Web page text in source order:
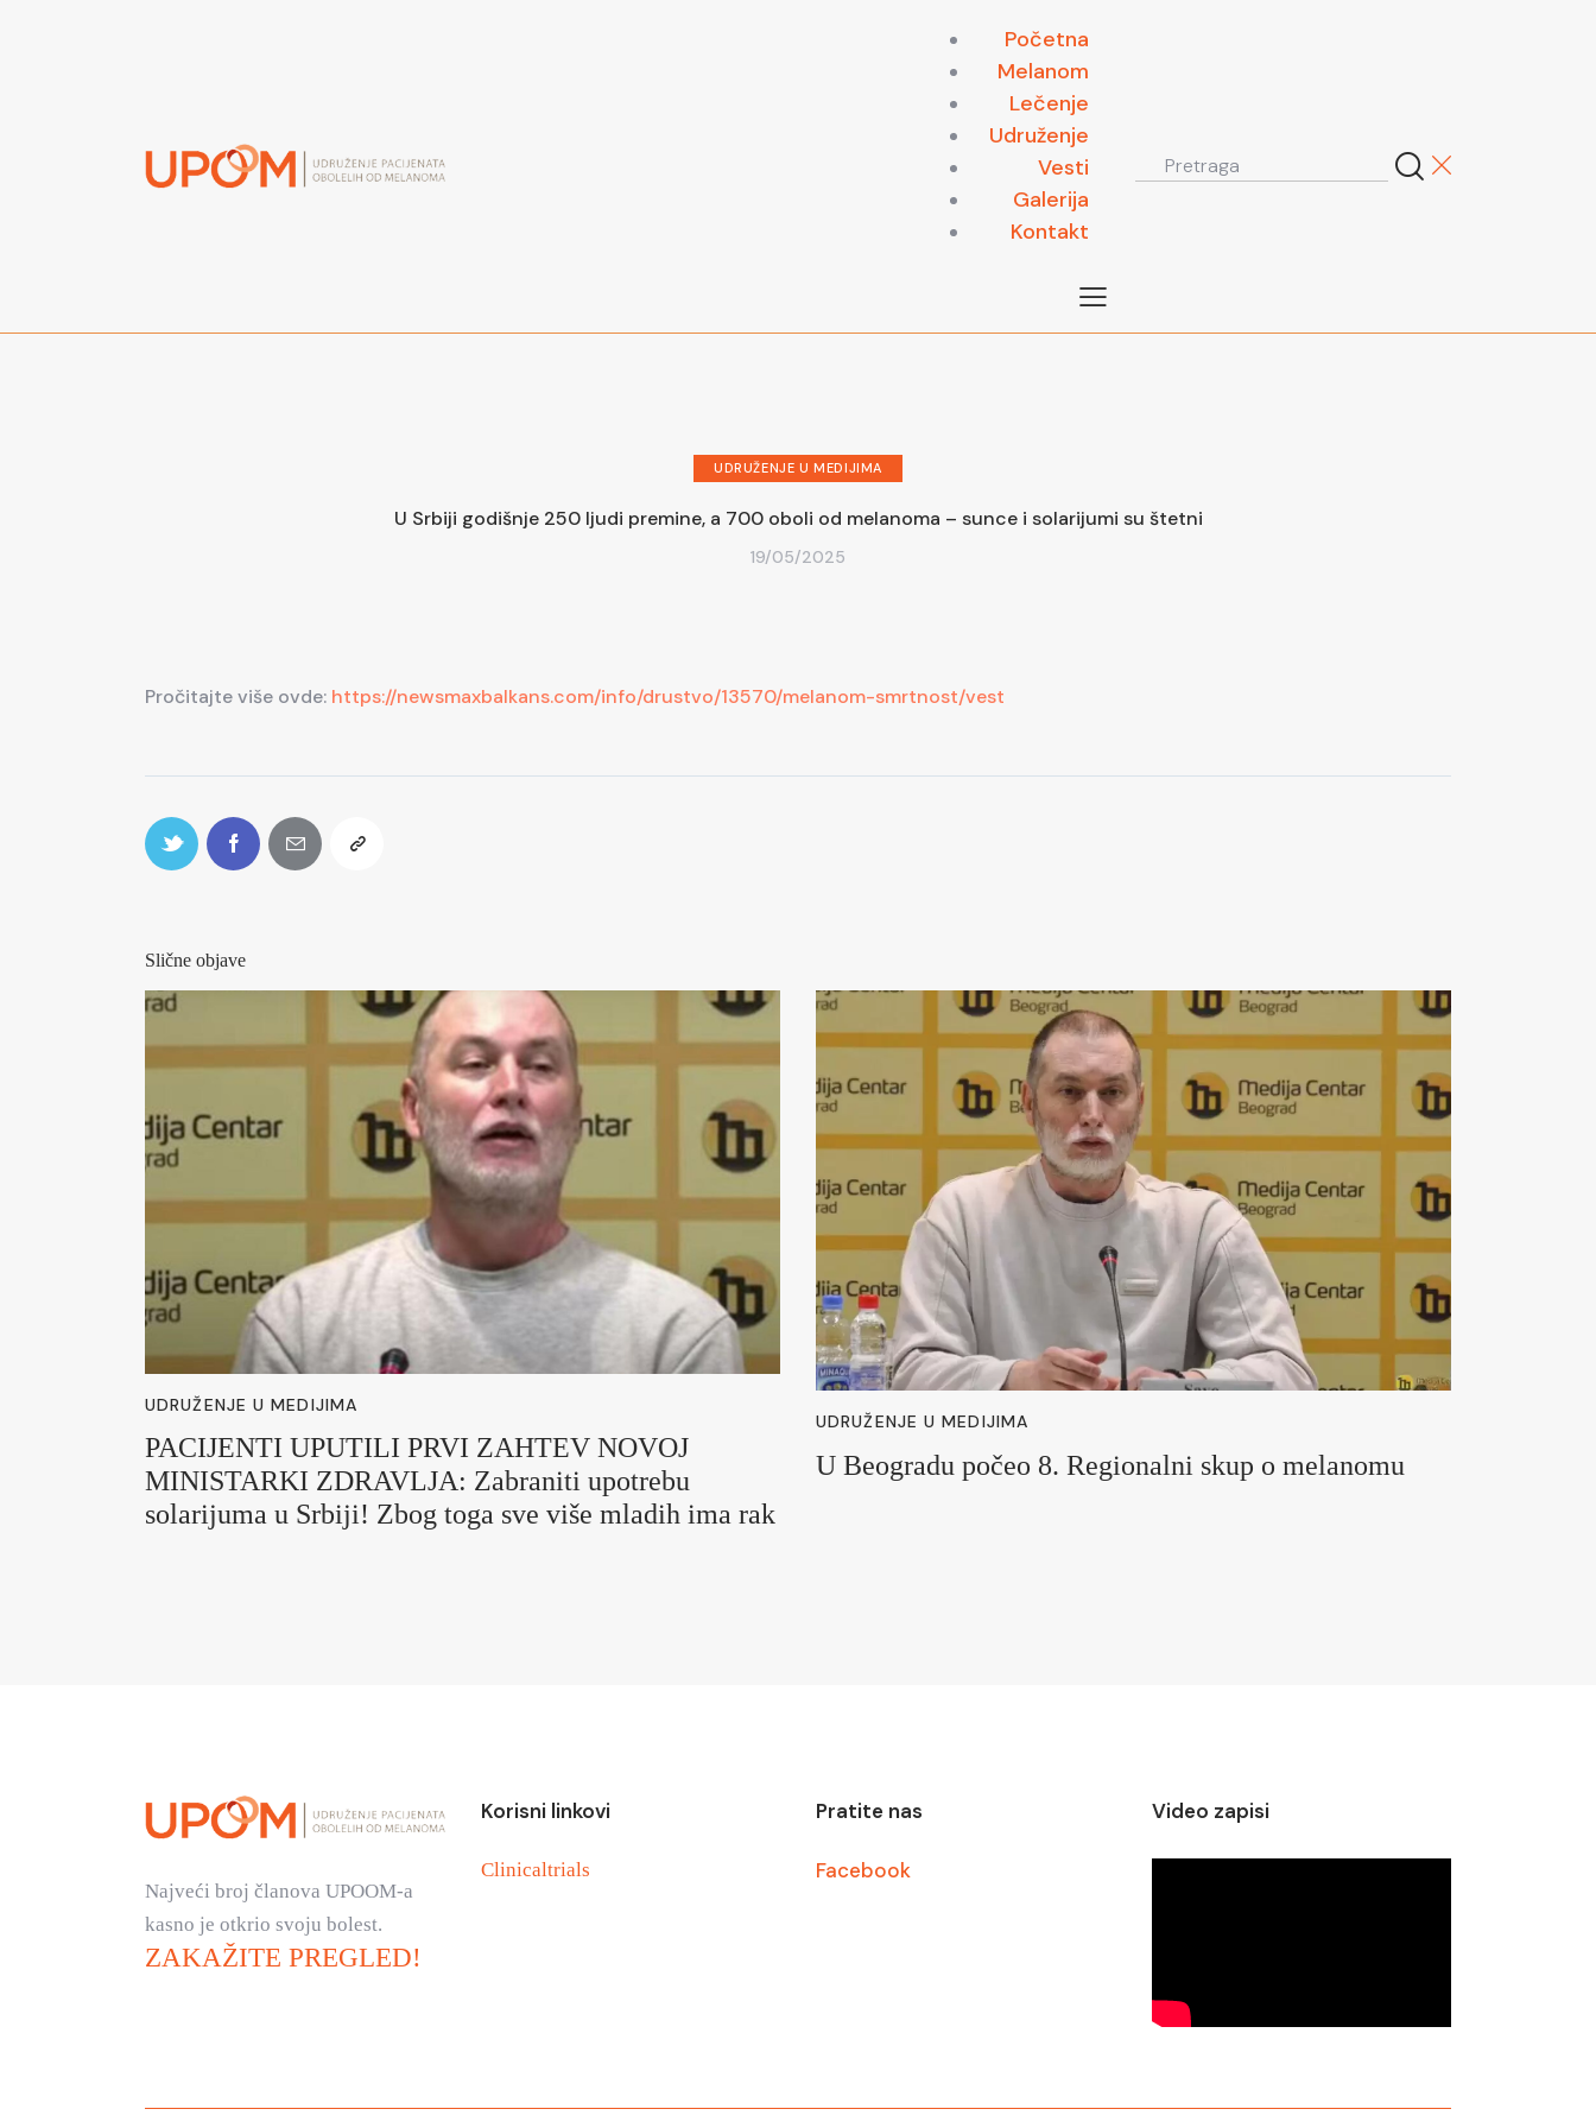
Početna
Melanom
Lečenje
Udruženje
Vesti
Galerija
Kontakt
UDRUŽENJE U MEDIJIMA
U Srbiji godišnje 250 ljudi premine, a 700 oboli od melanoma – sunce i solarijumi su štetni
19/05/2025
Pročitajte više ovde: https://newsmaxbalkans.com/info/drustvo/13570/melanom-smrtnost/vest
Slične objave
UDRUŽENJE U MEDIJIMA
PACIJENTI UPUTILI PRVI ZAHTEV NOVOJ
MINISTARKI ZDRAVLJA: Zabraniti upotrebu
solarijuma u Srbiji! Zbog toga sve više mladih ima rak
UDRUŽENJE U MEDIJIMA
U Beogradu počeo 8. Regionalni skup o melanomu
Najveći broj članova UPOOM-a
kasno je otkrio svoju bolest.
ZAKAŽITE PREGLED!
Korisni linkovi
Clinicaltrials
Pratite nas
Facebook
Video zapisi